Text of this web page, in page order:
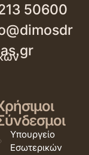
50600
Υπουργείο
Εσωτερικών